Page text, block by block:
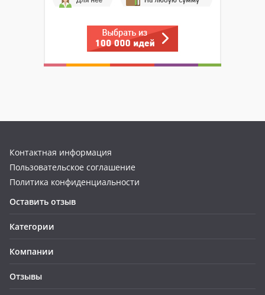
Контактная информация
Пользовательское соглашение
Политика конфиденциальности
Оставить отзыв
Категории
Компании
Отзывы